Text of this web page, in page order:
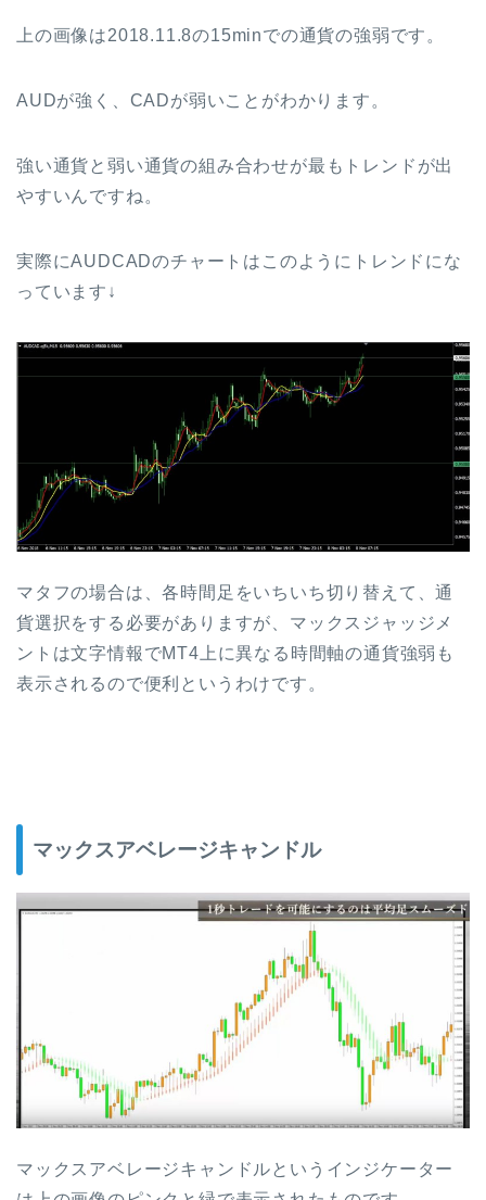
上の画像は2018.11.8の15minでの通貨の強弱です。
AUDが強く、CADが弱いことがわかります。
強い通貨と弱い通貨の組み合わせが最もトレンドが出
やすいんですね。
実際にAUDCADのチャートはこのようにトレンドにな
っています↓
マタフの場合は、各時間足をいちいち切り替えて、通
貨選択をする必要がありますが、マックスジャッジメ
ントは文字情報でMT4上に異なる時間軸の通貨強弱も
表示されるので便利というわけです。
マックスアベレージキャンドル
マックスアベレージキャンドルというインジケーター